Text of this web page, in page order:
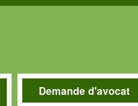
Demande d'avocat